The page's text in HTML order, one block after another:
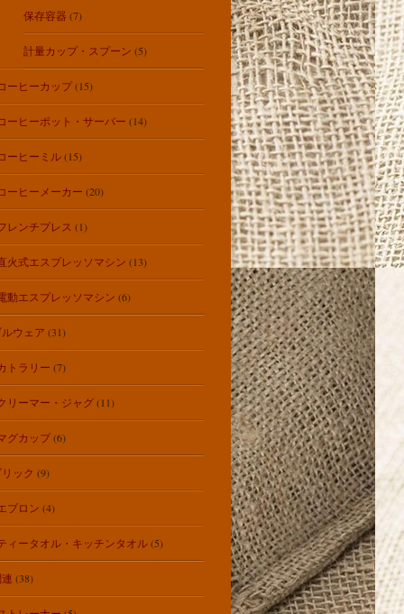
保存容器 (7)
計量カップ・スプーン (5)
ーヒーカップ(15)
ーヒーポット・サーバー (14)
ーヒーミル(15)
ーヒーメーカー (20)
レンチプレス (1)
火式エスプレッソマシン (13)
動エスプレッソマシン (6)
ウェア (31)
トラリー (7)
リーマー・ジャグ(11)
グカップ(6)
ック (9)
プロン (4)
ィータオル・キッチンタオル(5)
(38)